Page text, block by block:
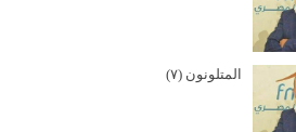
المتلونون (٧)